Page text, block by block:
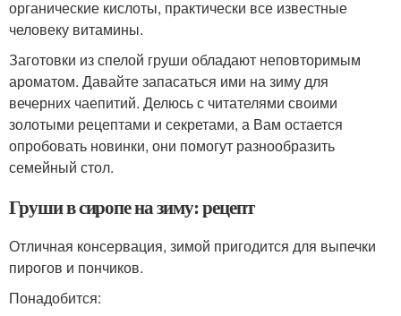
органические кислоты, практически все известные
человеку витамины.
Заготовки из спелой груши обладают неповторимым
ароматом. Давайте запасаться ими на зиму для
вечерних чаепитий. Делюсь с читателями своими
золотыми рецептами и секретами, а Вам остается
опробовать новинки, они помогут разнообразить
семейный стол.
Груши в сиропе на зиму: рецепт
Отличная консервация, зимой пригодится для выпечки
пирогов и пончиков.
Понадобится: